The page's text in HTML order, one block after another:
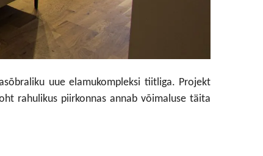
uue elamukompleksi tiitliga. Projekt
rahulikus piirkonnas annab võimaluse täita